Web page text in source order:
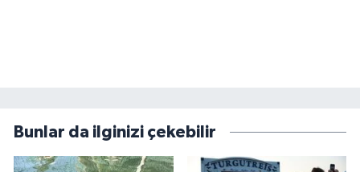
Bunlar da ilginizi çekebilir